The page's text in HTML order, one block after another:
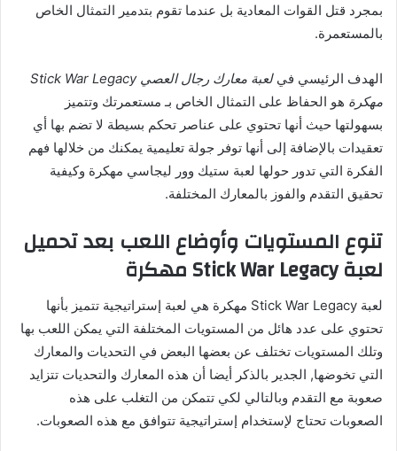
بمجرد قتل القوات المعادية بل عندما تقوم بتدمير التمثال الخاص
بالمستعمرة.
الهدف الرئيسي في
لعبة معارك رجال العصي Stick War Legacy
مهكرة هو الحفاظ على التمثال الخاص بـ مستعمرتك وتتميز
بسهولتها حيث أنها تحتوي على عناصر تحكم بسيطة لا تضم بها أي
تعقيدات بالإضافة إلى أنها توفر جولة تعليمية يمكنك من خلالها فهم
الفكرة التي تدور حولها لعبة ستيك وور ليجاسي مهكرة وكيفية
تحقيق التقدم والفوز بالمعارك المختلفة.
تنوع المستويات وأوضاع اللعب بعد تحميل
لعبة Stick War Legacy مهكرة
لعبة Stick War Legacy مهكرة هي لعبة إستراتيجية تتميز بأنها
تحتوي على عدد هائل من المستويات المختلفة التي يمكن اللعب بها
وتلك المستويات تختلف عن بعضها البعض في التحديات والمعارك
التي تخوضها, الجدير بالذكر أيضا أن هذه المعارك والتحديات تتزايد
صعوبة مع التقدم وبالتالي لكي تتمكن من التغلب على هذه
الصعوبات تحتاج لإستخدام إستراتيجية تتوافق مع هذه الصعوبات.